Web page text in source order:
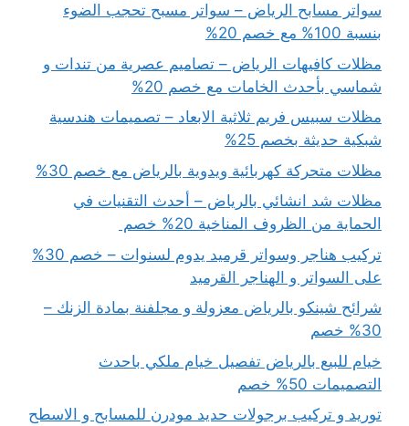
سواتر مسابح الرياض – سواتر مسبح تحجب الضوء
بنسبة 100% مع خصم 20%
مظلات كافيهات الرياض – تصاميم عصرية من تندات و
شماسي بأحدث الخامات مع خصم 20%
مظلات سبيس فريم ثلاثية الابعاد – تصميمات هندسية
شبكية حديثة بخصم 25%
مظلات متحركة كهربائية ويدوية بالرياض مع خصم 30%
مظلات شد انشائي بالرياض – أحدث التقنيات في
الحماية من الظروف المناخية 20% خصم
تركيب هناجر وسواتر قرميد يدوم لسنوات – خصم 30%
على السواتر و الهناجر القرميد
شرائح شينكو بالرياض معزولة و مجلفنة بمادة الزنك –
30% خصم
خيام للبيع بالرياض تفصيل خيام ملكي باحدث
التصميمات 50% خصم
توريد و تركيب برجولات حديد مودرن للمسابح و الاسطح